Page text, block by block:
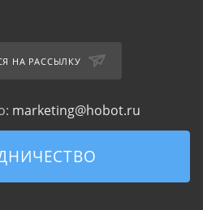
НА РАССЫЛКУ
marketing@hobot.ru